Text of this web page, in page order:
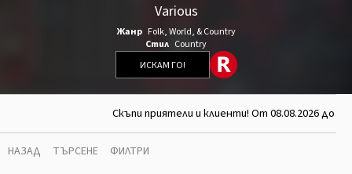
Various
Жанр Folk, World, & Country
Стил Country
ИСКАМ ГО!
Скъпи приятели и клиенти! От 08.08.2026 до
НАЗАД ТЪРСЕНЕ ФИЛТРИ